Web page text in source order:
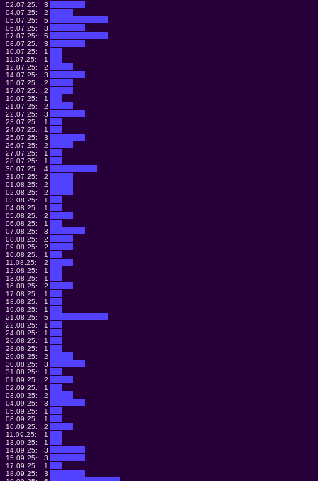
02.07.25:
3
04.07.25:
2
05.07.25:
5
06.07.25:
3
07.07.25:
5
08.07.25:
3
10.07.25:
1
11.07.25:
1
12.07.25:
2
14.07.25:
3
15.07.25:
2
17.07.25:
2
19.07.25:
1
21.07.25:
2
22.07.25:
3
23.07.25:
1
24.07.25:
1
25.07.25:
3
26.07.25:
2
27.07.25:
1
28.07.25:
1
30.07.25:
4
31.07.25:
2
01.08.25:
2
02.08.25:
2
03.08.25:
1
04.08.25:
1
05.08.25:
2
06.08.25:
1
07.08.25:
3
08.08.25:
2
09.08.25:
2
10.08.25:
1
11.08.25:
2
12.08.25:
1
13.08.25:
1
16.08.25:
2
17.08.25:
1
18.08.25:
1
19.08.25:
1
21.08.25:
5
22.08.25:
1
24.08.25:
1
26.08.25:
1
28.08.25:
1
29.08.25:
2
30.08.25:
3
31.08.25:
1
01.09.25:
2
02.09.25:
1
03.09.25:
2
04.09.25:
3
05.09.25:
1
08.09.25:
1
10.09.25:
2
11.09.25:
1
13.09.25:
1
14.09.25:
3
15.09.25:
3
17.09.25:
1
18.09.25:
3